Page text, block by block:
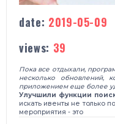
date: 2019-05-09
views: 39
Пока все отдыхали,
несколько обновлений,
приложением еще более
Улучшили функции
искать ивенты не только
мероприятия - это